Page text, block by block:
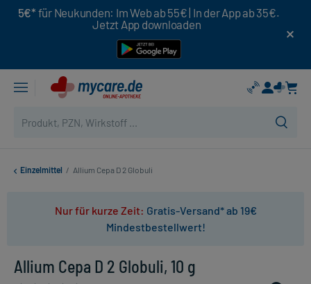
5€* für Neukunden: Im Web ab 55€ | In der App ab 35€.
Jetzt App downloaden
Einzelmittel / Allium Cepa D 2 Globuli
Nur für kurze Zeit: Gratis-Versand* ab 19€
Mindestbestellwert!
Allium Cepa D 2 Globuli, 10 g